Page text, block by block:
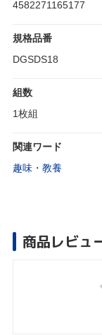
4582271165177
規格品番
DGSDS18
組数
1枚組
関連ワード
趣味・教養
商品レビュ